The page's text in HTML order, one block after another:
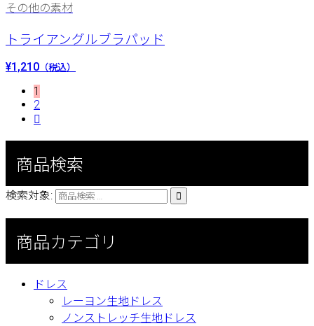
その他の素材
トライアングルブラパッド
¥1,210 （税込）
1
2

商品検索
検索対象: 
商品カテゴリ
ドレス
レーヨン生地ドレス
ノンストレッチ生地ドレス